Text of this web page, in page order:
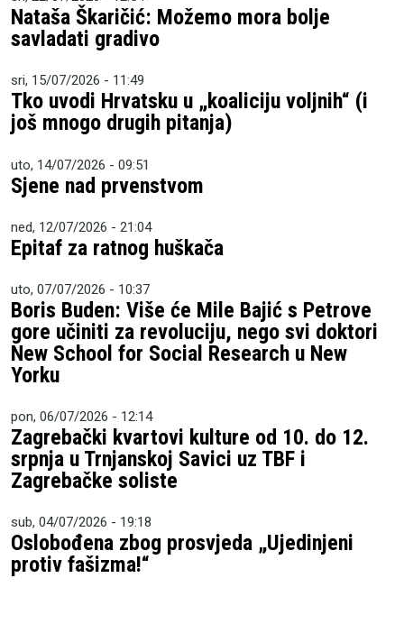
Nataša Škaričić: Možemo mora bolje
savladati gradivo
sri, 15/07/2026 - 11:49
Tko uvodi Hrvatsku u „koaliciju voljnih“ (i
još mnogo drugih pitanja)
uto, 14/07/2026 - 09:51
Sjene nad prvenstvom
ned, 12/07/2026 - 21:04
Epitaf za ratnog huškača
uto, 07/07/2026 - 10:37
Boris Buden: Više će Mile Bajić s Petrove
gore učiniti za revoluciju, nego svi doktori
New School for Social Research u New
Yorku
pon, 06/07/2026 - 12:14
Zagrebački kvartovi kulture od 10. do 12.
srpnja u Trnjanskoj Savici uz TBF i
Zagrebačke soliste
sub, 04/07/2026 - 19:18
Oslobođena zbog prosvjeda „Ujedinjeni
protiv fašizma!“